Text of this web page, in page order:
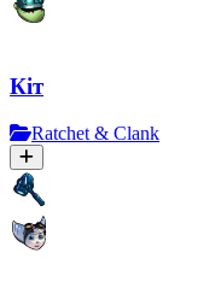
Кіт
Ratchet & Clank